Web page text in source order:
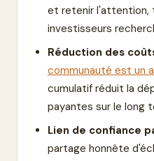
et retenir l'attention,
investisseurs
Réduction des
communauté est un
cumulatif réduit la
payantes sur le long
Lien de confiance
partage honnête